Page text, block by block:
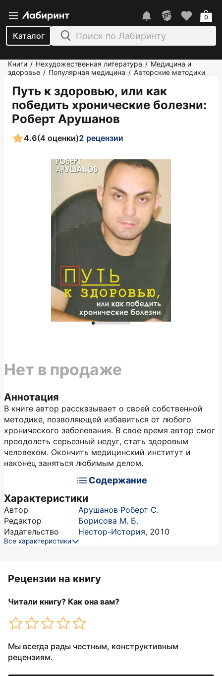
Каталог
0
Книги / Нехудожественная литература / Медицина и
здоровье / Популярная медицина / Авторские методики
Путь к здоровью, или как
победить хронические болезни:
Роберт Арушанов
4.6(4 оценки)2 рецензии
Аннотация
В книге автор рассказывает о своей собственной
методике, позволяющей избавиться от любого
хронического заболевания. В свое время автор смог
преодолеть серьезный недуг, стать здоровым
человеком. Окончить медицинский институт и
наконец заняться любимым делом.
Содержание
Характеристики
Автор
Арушанов Роберт С.
Редактор
Борисова М. Б.
Издательство
Нестор-История, 2010
Все характеристики
Нет в продаже
Рецензии на книгу
Читали книгу? Как она вам?
Мы всегда рады честным, конструктивным
рецензиям.